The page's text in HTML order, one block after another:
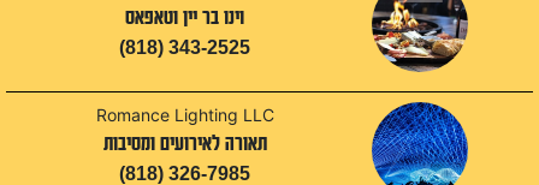
וינו בר יין וטאפאס
(818) 343-2525
Romance Lighting LLC
תאורה לאירועים ומסיבות
(818) 326-7985